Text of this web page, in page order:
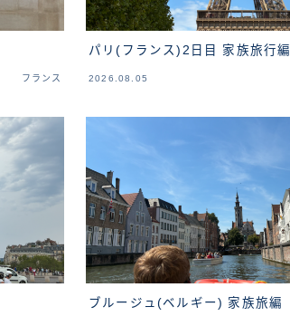
バングラディッシュ
ブータン
世界一周旅行前～準備～
フランス
パリ(フランス)2日目 家族旅行編
2026.08.05
ブルージュ(ベルギー) 家族旅編